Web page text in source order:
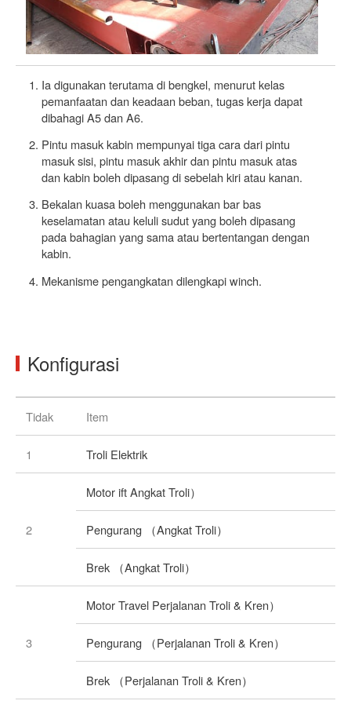
Ia digunakan terutama di bengkel, menurut kelas
pemanfaatan dan keadaan beban, tugas kerja dapat
dibahagi A5 dan A6.
Pintu masuk kabin mempunyai tiga cara dari pintu
masuk sisi, pintu masuk akhir dan pintu masuk atas
dan kabin boleh dipasang di sebelah kiri atau kanan.
Bekalan kuasa boleh menggunakan bar bas
keselamatan atau keluli sudut yang boleh dipasang
pada bahagian yang sama atau bertentangan dengan
kabin.
Mekanisme pengangkatan dilengkapi winch.
Konfigurasi
Tidak Item
1 Troli Elektrik
2
Motor ift Angkat Troli）
Pengurang （Angkat Troli）
Brek （Angkat Troli）
3
Motor Travel Perjalanan Troli & Kren）
Pengurang （Perjalanan Troli & Kren）
Brek （Perjalanan Troli & Kren）